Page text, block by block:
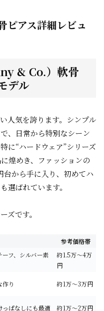
ピアス詳細レビュ
& Co.）軟骨
デル
人気を誇ります。シンプル
、日常から特別なシーン
に“ハードウェア”シリーズ
煌めき、ファッションの
台から手に入り、初めてハ
選ばれています。
ズです。
参考価格帯
フ、シルバー素
約1.5万～4万
円
り 約1万～3万円
っぱなしにも最適 約1万～2万円